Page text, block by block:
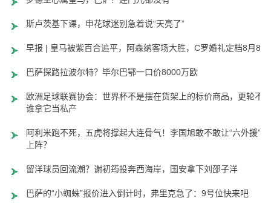
斯卢茨基下课，申花球迷别急着说“天亮了”
早报 | 皇马被紫百合追平，阿森纳客场大胜，C罗婚礼定档8月8日
巴萨探路拉波尔特？毕尔巴鄂一口价8000万欧
欧洲足球联赛协会：世界杯不是摆在货架上的标价商品，更轮不到
谁拿它当私产
阿利米跑不死，五虎将撑起大连骨气！李国旭敢不敢让“六外援”齐
上阵？
留洋球员回流潮？谢初筠投奔西海岸，国安拿下刘邵子洋
巴萨的“小蜘蛛”报价进入倒计时，弗里克急了：9号位快来吧